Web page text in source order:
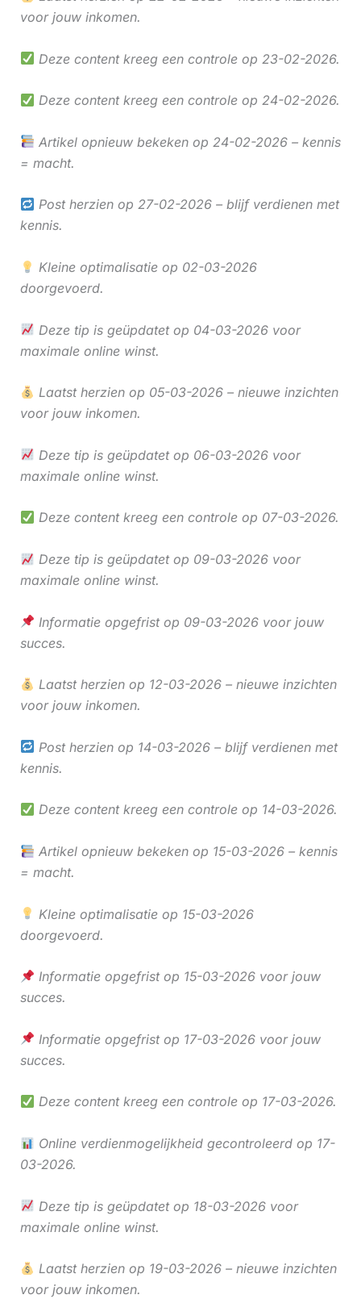
voor jouw inkomen.
Deze content kreeg een controle op 23-02-2026.
Deze content kreeg een controle op 24-02-2026.
Artikel opnieuw bekeken op 24-02-2026 – kennis
= macht.
Post herzien op 27-02-2026 – blijf verdienen met
kennis.
Kleine optimalisatie op 02-03-2026
doorgevoerd.
Deze tip is geüpdatet op 04-03-2026 voor
maximale online winst.
Laatst herzien op 05-03-2026 – nieuwe inzichten
voor jouw inkomen.
Deze tip is geüpdatet op 06-03-2026 voor
maximale online winst.
Deze content kreeg een controle op 07-03-2026.
Deze tip is geüpdatet op 09-03-2026 voor
maximale online winst.
Informatie opgefrist op 09-03-2026 voor jouw
succes.
Laatst herzien op 12-03-2026 – nieuwe inzichten
voor jouw inkomen.
Post herzien op 14-03-2026 – blijf verdienen met
kennis.
Deze content kreeg een controle op 14-03-2026.
Artikel opnieuw bekeken op 15-03-2026 – kennis
= macht.
Kleine optimalisatie op 15-03-2026
doorgevoerd.
Informatie opgefrist op 15-03-2026 voor jouw
succes.
Informatie opgefrist op 17-03-2026 voor jouw
succes.
Deze content kreeg een controle op 17-03-2026.
Online verdienmogelijkheid gecontroleerd op 17-
03-2026.
Deze tip is geüpdatet op 18-03-2026 voor
maximale online winst.
Laatst herzien op 19-03-2026 – nieuwe inzichten
voor jouw inkomen.